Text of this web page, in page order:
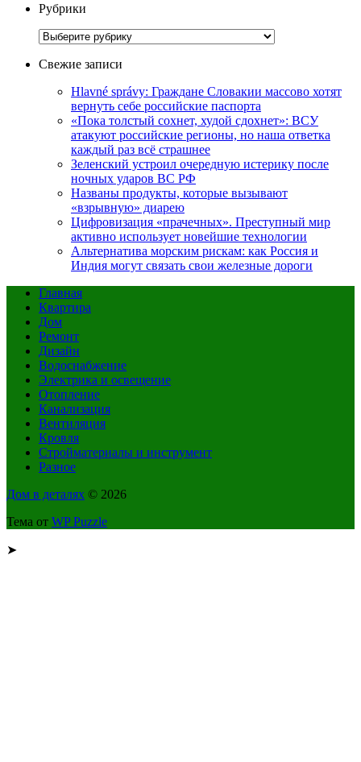
Рубрики
Рубрики
Свежие записи
Hlavné správy: Граждане Словакии массово хотят
вернуть себе российские паспорта
«Пока толстый сохнет, худой сдохнет»: ВСУ
атакуют российские регионы, но наша ответка
каждый раз всё страшнее
Зеленский устроил очередную истерику после
ночных ударов ВС РФ
Названы продукты, которые вызывают
«взрывную» диарею
Цифровизация «прачечных». Преступный мир
активно использует новейшие технологии
Альтернатива морским рискам: как Россия и
Индия могут связать свои железные дороги
Главная
Квартира
Дом
Ремонт
Дизайн
Водоснабжение
Электрика и освещение
Отопление
Канализация
Вентиляция
Кровля
Стройматериалы и инструмент
Разное
Дом в деталях © 2026
Тема от WP Puzzle
➤